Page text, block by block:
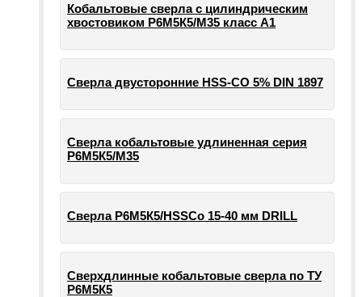
Кобальтовые сверла с цилиндрическим
хвостовиком Р6М5К5/М35 класс А1
Сверла двусторонние HSS-CO 5% DIN 1897
Сверла кобальтовые удлиненная серия
Р6М5К5/М35
Сверла Р6М5К5/HSSCo 15-40 мм DRILL
Сверхдлинные кобальтовые сверла по ТУ
Р6М5К5